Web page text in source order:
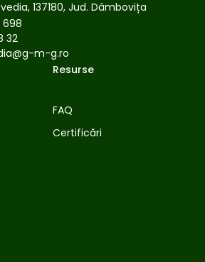
137180, Jud. Dâmbovița
32
m-g.ro
Resurse
FAQ
Certificări